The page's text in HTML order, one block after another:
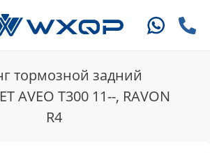
тормозной задний
AVEO T300 11--, RAVON
R4